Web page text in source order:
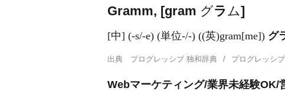
Gramm, [ɡram グラム]
[中] (-s/-e) (単位-/-) ((英)gram[me]) グ
出典 プログレッシブ 独和辞典 プログレッシ
Webマーケティング/業界未経験OK/